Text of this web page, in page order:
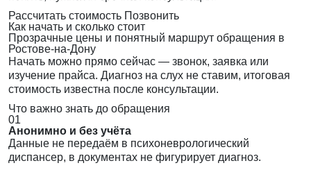
Рассчитать стоимость Позвонить
Как начать и сколько стоит
Прозрачные цены и понятный маршрут обращения в
Ростове-на-Дону
Начать можно прямо сейчас — звонок, заявка или
изучение прайса. Диагноз на слух не ставим, итоговая
стоимость известна после консультации.
Что важно знать до обращения
01
Анонимно и без учёта
Данные не передаём в психоневрологический
диспансер, в документах не фигурирует диагноз.